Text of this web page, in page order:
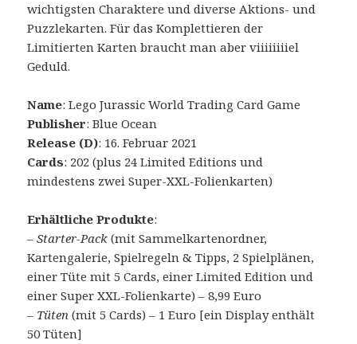
wichtigsten Charaktere und diverse Aktions- und
Puzzlekarten. Für das Komplettieren der
Limitierten Karten braucht man aber viiiiiiiiel
Geduld.
Name: Lego Jurassic World Trading Card Game
Publisher: Blue Ocean
Release (D): 16. Februar 2021
Cards: 202 (plus 24 Limited Editions und
mindestens zwei Super-XXL-Folienkarten)
Erhältliche Produkte:
–Starter-Pack (mit Sammelkartenordner,
Kartengalerie, Spielregeln & Tipps, 2 Spielplänen,
einer Tüte mit 5 Cards, einer Limited Edition und
einer Super XXL-Folienkarte) – 8,99 Euro
– Tüten (mit 5 Cards) – 1 Euro [ein Display enthält
50 Tüten]